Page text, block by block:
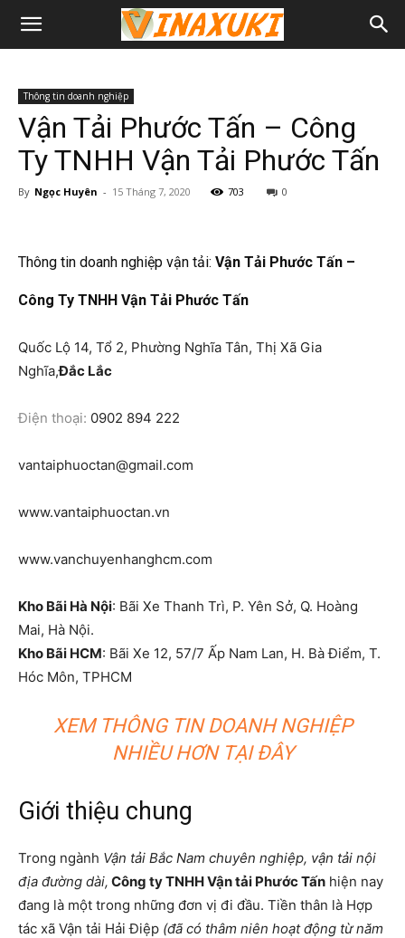
Thông tin doanh nghiệp
Vận Tải Phước Tấn – Công
Ty TNHH Vận Tải Phước Tấn
By Ngọc Huyên - 15 Tháng 7, 2020 703 0
Thông tin doanh nghiệp vận tải: Vận Tải Phước Tấn –
Công Ty TNHH Vận Tải Phước Tấn
Quốc Lộ 14, Tổ 2, Phường Nghĩa Tân, Thị Xã Gia
Nghĩa,Đắc Lắc
Điện thoại: 0902 894 222
vantaiphuoctan@gmail.com
www.vantaiphuoctan.vn
www.vanchuyenhanghcm.com
Kho Bãi Hà Nội: Bãi Xe Thanh Trì, P. Yên Sở, Q. Hoàng
Mai, Hà Nội.
Kho Bãi HCM: Bãi Xe 12, 57/7 Ấp Nam Lan, H. Bà Điểm, T.
Hóc Môn, TPHCM
XEM THÔNG TIN DOANH NGHIỆP
NHIỀU HƠN TẠI ĐÂY
Giới thiệu chung
Trong ngành Vận tải Bắc Nam chuyên nghiệp, vận tải nội
địa đường dài, Công ty TNHH Vận tải Phước Tấn hiện nay
đang là một trong những đơn vị đi đầu. Tiền thân là Hợp
tác xã Vận tải Hải Điệp (đã có thâm niên hoạt động từ năm